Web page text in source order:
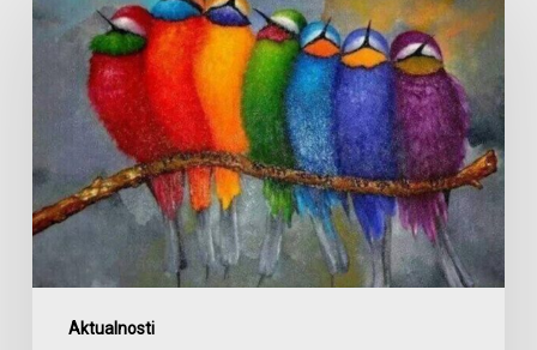
Aktualnosti
(Ne)Stvarnosti